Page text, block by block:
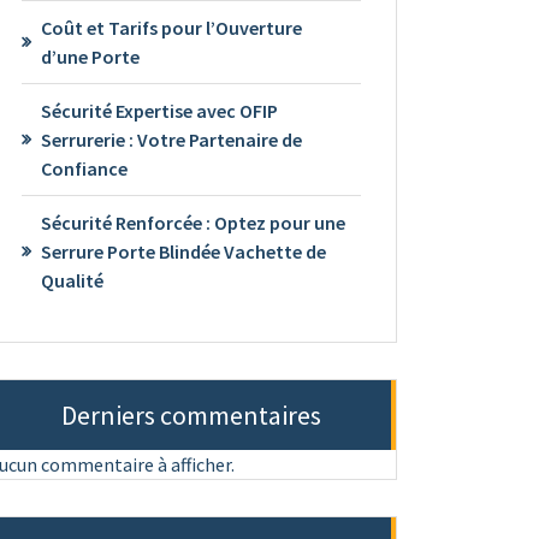
Coût et Tarifs pour l’Ouverture
d’une Porte
Sécurité Expertise avec OFIP
Serrurerie : Votre Partenaire de
Confiance
Sécurité Renforcée : Optez pour une
Serrure Porte Blindée Vachette de
Qualité
Derniers commentaires
commentaire à afficher.